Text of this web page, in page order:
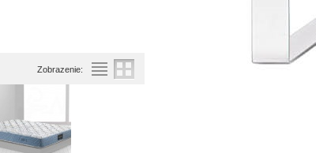
Zobrazenie: